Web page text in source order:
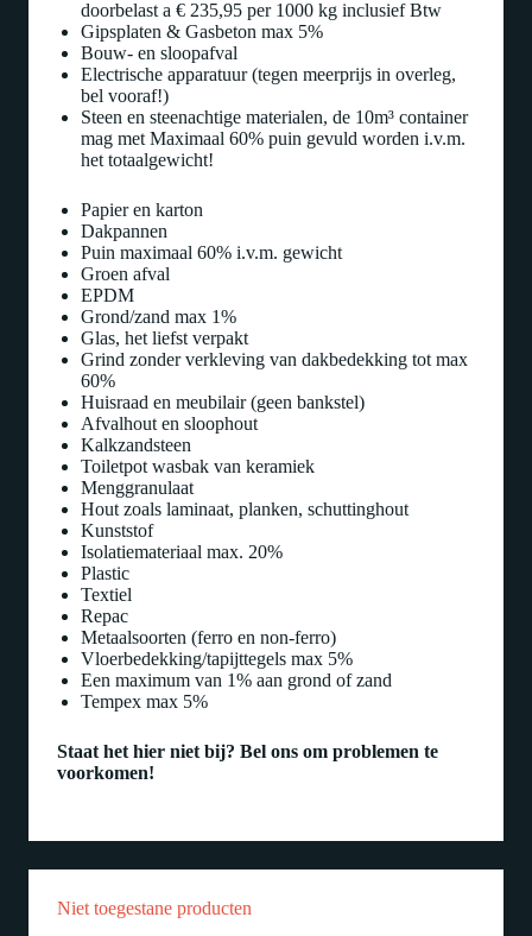
doorbelast a € 235,95 per 1000 kg inclusief Btw
Gipsplaten & Gasbeton max 5%
Bouw- en sloopafval
Electrische apparatuur (tegen meerprijs in overleg,
bel vooraf!)
Steen en steenachtige materialen, de 10m³ container
mag met Maximaal 60% puin gevuld worden i.v.m.
het totaalgewicht!
Papier en karton
Dakpannen
Puin maximaal 60% i.v.m. gewicht
Groen afval
EPDM
Grond/zand max 1%
Glas, het liefst verpakt
Grind zonder verkleving van dakbedekking tot max
60%
Huisraad en meubilair (geen bankstel)
Afvalhout en sloophout
Kalkzandsteen
Toiletpot wasbak van keramiek
Menggranulaat
Hout zoals laminaat, planken, schuttinghout
Kunststof
Isolatiemateriaal max. 20%
Plastic
Textiel
Repac
Metaalsoorten (ferro en non-ferro)
Vloerbedekking/tapijttegels max 5%
Een maximum van 1% aan grond of zand
Tempex max 5%
Staat het hier niet bij? Bel ons om problemen te
voorkomen!
Niet toegestane producten